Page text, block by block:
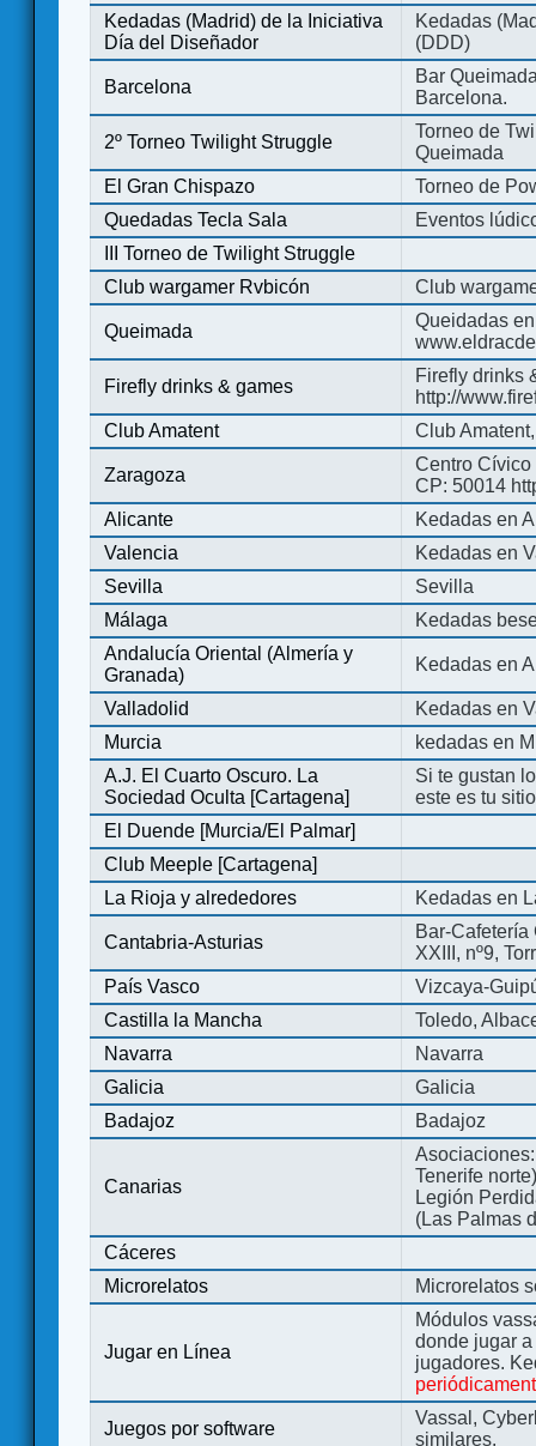
Kedadas (Madrid) de la Iniciativa
Día del Diseñador
Kedadas
(DDD)
Barcelona
Bar
Barcelona.
2º Torneo Twilight Struggle
Torneo de
Queimada
El Gran Chispazo
Torneo de
Quedadas Tecla Sala
Eventos
III Torneo de Twilight Struggle
Club wargamer Rvbicón
Club
Queimada
Queidadas
Firefly drinks & games
Firefly drinks
http://
Club Amatent
Club
Zaragoza
Centro Cívico
CP: 50014
Alicante
Kedadas en
Valencia
Kedadas en
Sevilla
Sevilla
Málaga
Kedadas
Andalucía Oriental (Almería y
Granada)
Kedadas en
Valladolid
Kedadas en
Murcia
kedadas en
A.J. El Cuarto Oscuro. La
Sociedad Oculta [Cartagena]
Si te gustan
este es tu
El Duende [Murcia/El Palmar]
Club Meeple [Cartagena]
La Rioja y alrededores
Kedadas en
Cantabria-Asturias
Bar-
XXIII, nº9,
País Vasco
Vizcaya-
Castilla la Mancha
Toledo,
Navarra
Navarra
Galicia
Galicia
Badajoz
Badajoz
Canarias
Tenerife
Legión
(Las Palmas
Cáceres
Microrelatos
Microrelatos
Jugar en Línea
Módulos
donde jugar
jugadores.
Juegos por software
Vassal,
similares.